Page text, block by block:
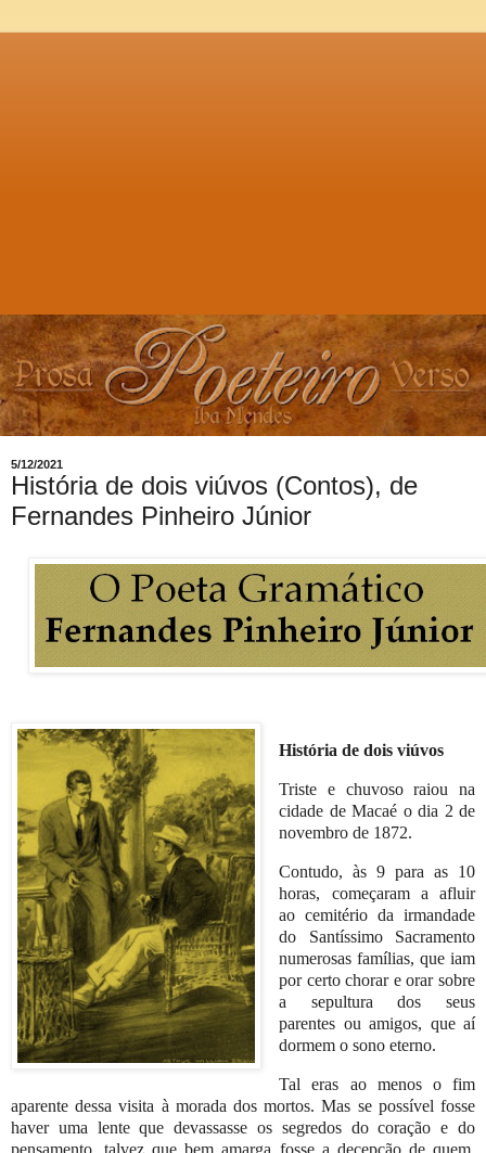
5/12/2021
História de dois viúvos (Contos), de
Fernandes Pinheiro Júnior
História de dois viúvos
Triste e chuvoso raiou na
cidade de Macaé o dia 2 de
novembro de 1872.
Contudo, às 9 para as 10
horas, começaram a afluir
ao cemitério da irmandade
do Santíssimo Sacramento
numerosas famílias, que iam
por certo chorar e orar sobre
a sepultura dos seus
parentes ou amigos, que aí
dormem o sono eterno.
Tal eras ao menos o fim
aparente dessa visita à morada dos mortos. Mas se possível fosse
haver uma lente que devassasse os segredos do coração e do
pensamento, talvez que bem amarga fosse a decepção de quem,